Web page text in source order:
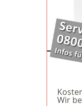
Wir